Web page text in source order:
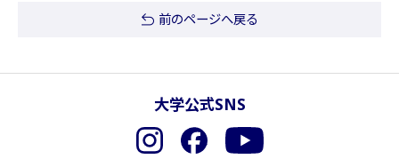
前のページへ戻る
大学公式SNS
InstagramFacebookYouTube